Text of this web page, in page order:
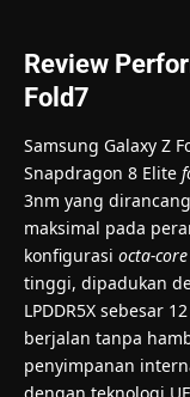
Review
Fold7
Samsung Galaxy Z
Snapdragon 8 Elite
3nm yang
maksimal pada
konfigurasi octa-core
tinggi, dipadukan
LPDDR5X sebesar
berjalan tanpa
penyimpanan